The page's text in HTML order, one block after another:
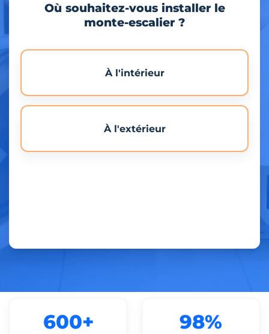
Où souhaitez-vous installer le
monte-escalier ?
À l'intérieur
À l'extérieur
600+ 98%